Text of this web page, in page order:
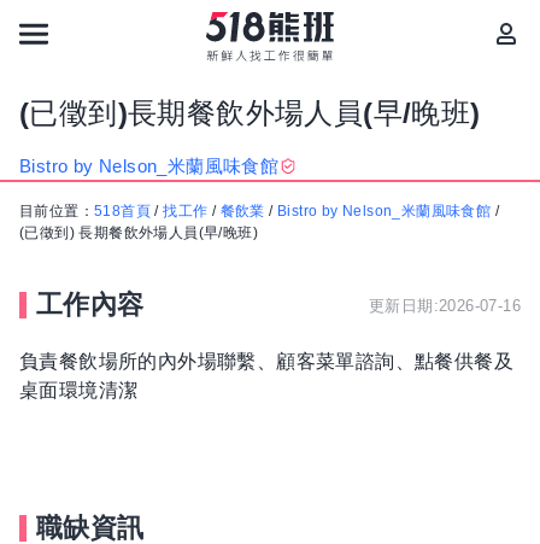
(已徵到)長期餐飲外場人員(早/晚班)
Bistro by Nelson_米蘭風味食館
目前位置： 518首頁 /找工作 / 餐飲業 / Bistro by Nelson_米蘭風味食館 /
(已徵到) 長期餐飲外場人員(早/晚班)
工作內容 更新日期:2026-07-16
負責餐飲場所的內外場聯繫、顧客菜單諮詢、點餐供餐及
桌面環境清潔
職缺資訊